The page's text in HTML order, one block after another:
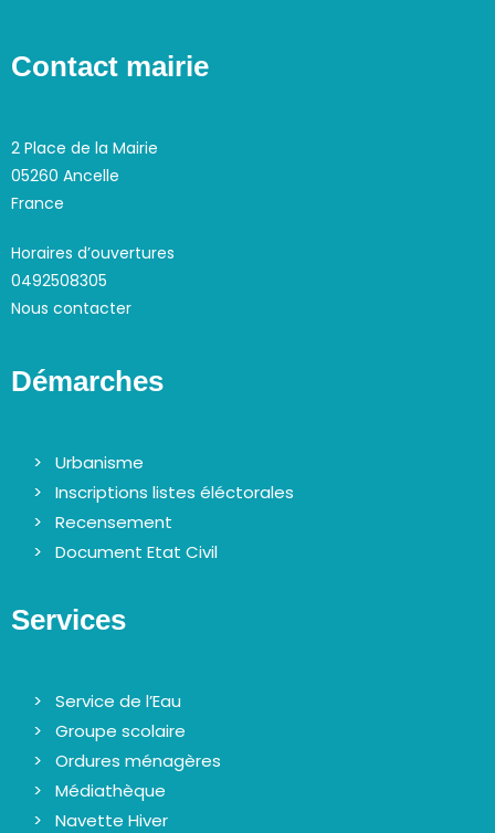
Contact mairie
2 Place de la Mairie
05260 Ancelle
France
Horaires d’ouvertures
0492508305
Nous contacter
Démarches
Urbanisme
Inscriptions listes éléctorales
Recensement
Document Etat Civil
Services
Service de l’Eau
Groupe scolaire
Ordures ménagères
Médiathèque
Navette Hiver